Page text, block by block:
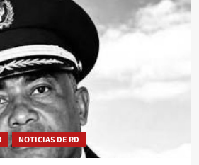
NOTICIAS DE RD